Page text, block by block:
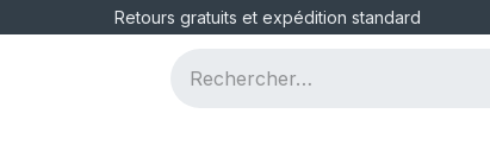
Retours gratuits et expédition standard